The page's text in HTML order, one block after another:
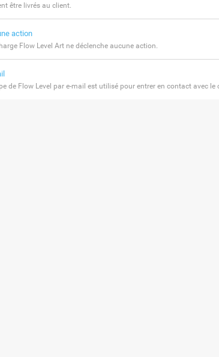
être livrés au client.
action
Flow Level Art ne déclenche aucune action.
de Flow Level par e-mail est utilisé pour entrer en contact avec le